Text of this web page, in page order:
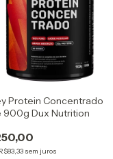
Protein Concentrado
900g Dux Nutrition
R$83,33 sem juros